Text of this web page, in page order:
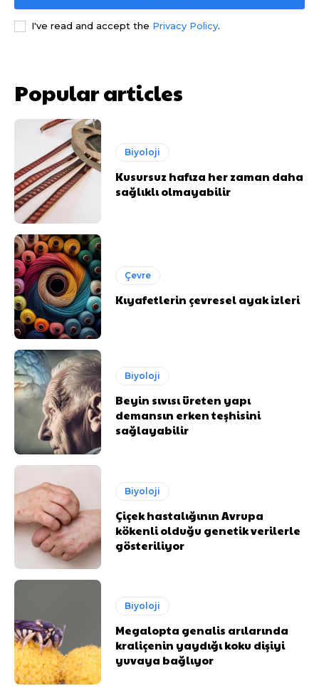
I've read and accept the Privacy Policy.
Popular articles
Biyoloji
Kusursuz hafıza her zaman daha
sağlıklı olmayabilir
Çevre
Kıyafetlerin çevresel ayak izleri
Biyoloji
Beyin sıvısı üreten yapı
demansın erken teşhisini
sağlayabilir
Biyoloji
Çiçek hastalığının Avrupa
kökenli olduğu genetik verilerle
gösteriliyor
Biyoloji
Megalopta genalis arılarında
kraliçenin yaydığı koku dişiyi
yuvaya bağlıyor